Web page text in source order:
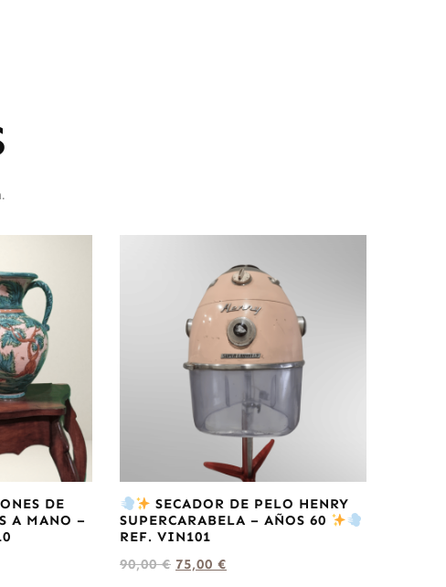
DE
A MANO –
SECADOR DE PELO HENRY
SUPERCARABELA – AÑOS 60
REF. VIN101
90,00€ 75,00 €